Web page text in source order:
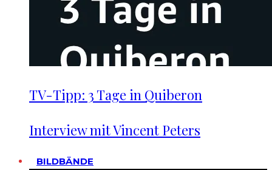
TV-Tipp: 3 Tage in Quiberon
Interview mit Vincent Peters
BILDBÄNDE